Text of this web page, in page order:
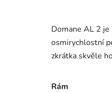
Domane AL 2
osmirychlostní
zkrátka skvěle
Rám